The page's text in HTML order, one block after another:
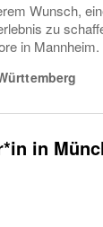
Wunsch,
zu
in
in